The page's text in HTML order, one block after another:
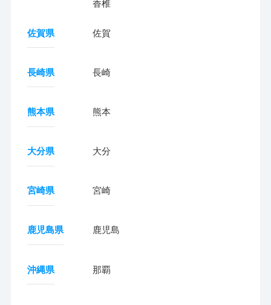
香椎
佐賀県 佐賀
長崎県 長崎
熊本県 熊本
大分県 大分
宮崎県 宮崎
鹿児島県 鹿児島
沖縄県 那覇